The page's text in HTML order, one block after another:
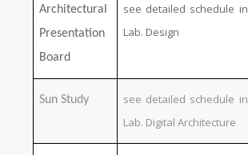
Architectural
Presentation
Board
see detailed schedule in
Lab. Design
Sun Study
see detailed schedule in
Lab. Digital Architecture